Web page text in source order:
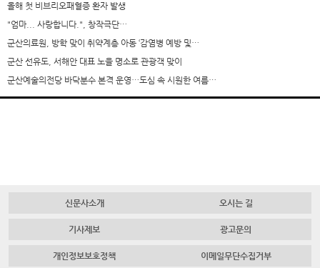
올해 첫 비브리오패혈증 환자 발생
"엄마... 사랑합니다.", 창작극단…
군산의료원, 방학 맞이 취약계층 아동 ‘감염병 예방 및…
군산 선유도, 서해안 대표 노을 명소로 관광객 맞이
군산예술의전당 바닥분수 본격 운영…도심 속 시원한 여름…
신문사소개 오시는 길
기사제보 광고문의
개인정보보호정책 이메일무단수집거부